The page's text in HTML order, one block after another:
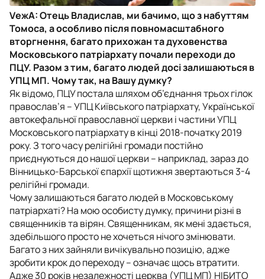
VежА: Отець Владислав, ми бачимо, що з набуттям
Томоса, а особливо після повномасштабного
вторгнення, багато прихожан та духовенства
Московського патріархату почали переходи до
ПЦУ. Разом з тим, багато людей досі залишаються в
УПЦ МП. Чому так, на Вашу думку?
Як відомо, ПЦУ постала шляхом об’єднання трьох гілок
православ’я – УПЦ Київського патріархату, Української
автокефальної православної церкви і частини УПЦ
Московського патріархату в кінці 2018-початку 2019
року. З того часу релігійні громади постійно
приєднуються до нашої церкви – наприклад, зараз до
Вінницько-Барської єпархії щотижня звертаються 3-4
релігійні громади.
Чому залишаються багато людей в Московському
патріархаті? На мою особисту думку, причини різні в
священників та вірян. Священникам, як мені здається,
здебільшого просто не хочеться нічого змінювати.
Багато з них зайняли вичікувально позицію, адже
зробити крок до переходу – означає щось втратити.
Адже 30 років незалежності церква (УПЦ МП) НІБИТО